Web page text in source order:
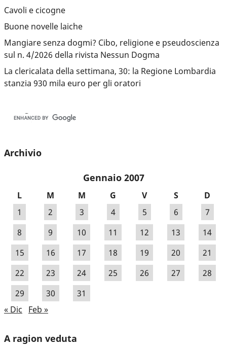
Cavoli e cicogne
Buone novelle laiche
Mangiare senza dogmi? Cibo, religione e pseudoscienza
sul n. 4/2026 della rivista Nessun Dogma
La clericalata della settimana, 30: la Regione Lombardia
stanzia 930 mila euro per gli oratori
Archivio
Gennaio 2007
L M M G V S
D
1
2 3 4 5 6
7
8
9 10 11 12 13
14
15
16 17 18 19 20
21
22
23 24 25 26 27
28
29
30
31
« Dic
Feb »
A ragion veduta